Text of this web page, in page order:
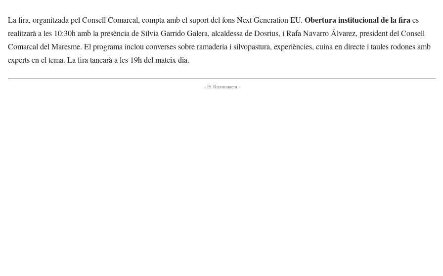
La fira, organitzada pel Consell Comarcal, compta amb el suport del fons Next Generation EU. Obertura institucional de la firaes
realitzarà a les 10:30h amb la presència de Sílvia Garrido Galera, alcaldessa de Dosrius, i Rafa Navarro Álvarez, president del Consell
Comarcal del Maresme. El programa inclou converses sobre ramaderia i silvopastura, experiències, cuina en directe i taules rodones amb
experts en el tema. La fira tancarà a les 19h del mateix dia.
- Et Recomanem -